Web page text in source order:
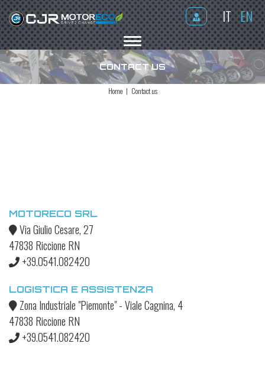
IT EN
MENU
CONTACT US
Home Contact us
MOTORECO SRL
Via Giulio Cesare, 27
47838 Riccione RN
+39.0541.082420
LOGISTICA E ASSISTENZA
Zona Industriale "Piemonte" - Viale Cagnina, 4
47838 Riccione RN
+39.0541.082420